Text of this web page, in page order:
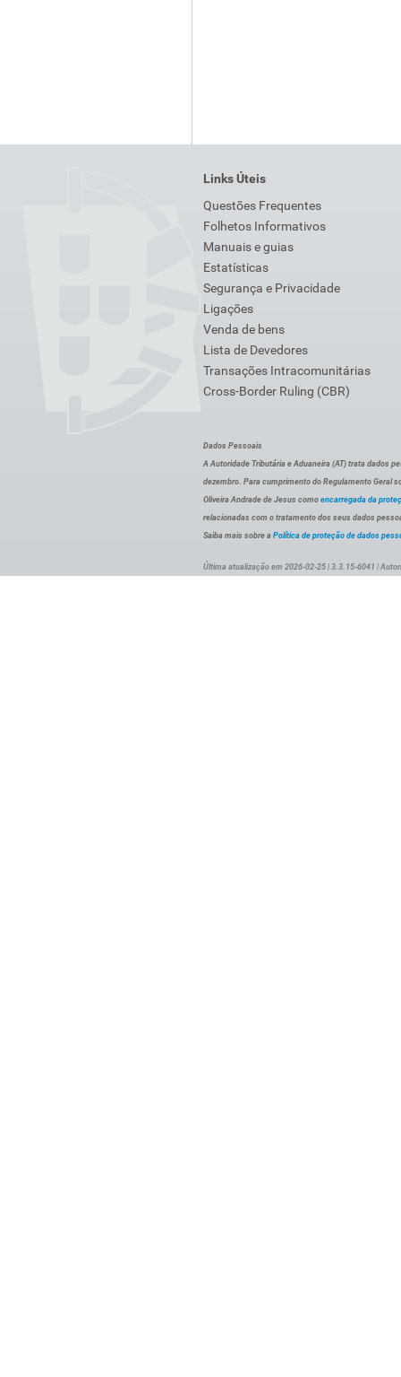
Links Úteis
Questões Frequentes
Folhetos Informativos
Manuais e guias
Estatísticas
Segurança e Privacidade
Ligações
Venda de bens
Lista de Devedores
Transações Intracomunitárias
Cross-Border Ruling (CBR)
Dados Pessoais
A Autoridade Tributária e Aduaneira (AT) trata dados
dezembro. Para cumprimento do Regulamento Geral
Oliveira Andrade de Jesus como encarregada da
relacionadas com o tratamento dos seus dados
Saiba mais sobre a Política de proteção de dados
Última atualização em 2026-02-25 | 3.3.15-6041 |